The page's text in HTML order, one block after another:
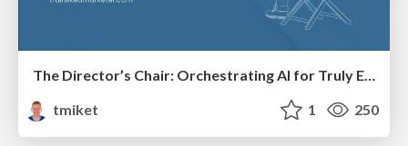
The Director’s Chair: Orchestrating AI for Truly Effective Learning
tmiket
1 250